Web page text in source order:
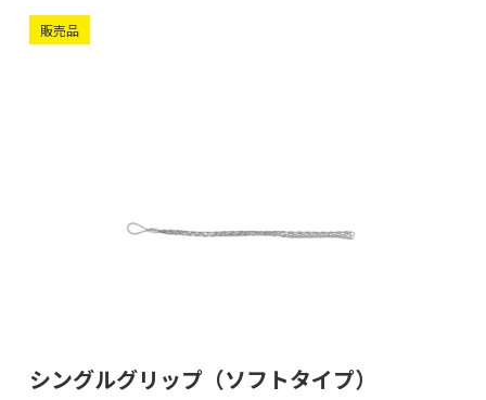
販売品
シングルグリップ（ソフトタイプ）